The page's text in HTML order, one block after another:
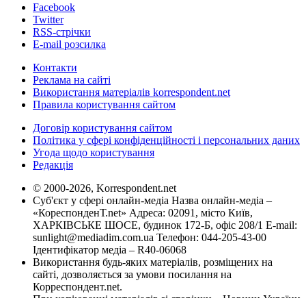
Facebook
Twitter
RSS-стрічки
E-mail розсилка
Контакти
Реклама на сайті
Використання матеріалів korrespondent.net
Правила користування сайтом
Договір користування сайтом
Політика у сфері конфіденційності і персональних даних
Угода щодо користування
Редакція
© 2000-2026, Korrespondent.net
Суб'єкт у сфері онлайн-медіа Назва онлайн-медіа –
«КореспонденТ.net» Адреса: 02091, місто Київ,
ХАРКІВСЬКЕ ШОСЕ, будинок 172-Б, офіс 208/1 E-mail:
sunlight@mediadim.com.ua Телефон: 044-205-43-00
Ідентифікатор медіа – R40-06068
Використання будь-яких матеріалів, розміщених на
сайті, дозволяється за умови посилання на
Корреспондент.net.